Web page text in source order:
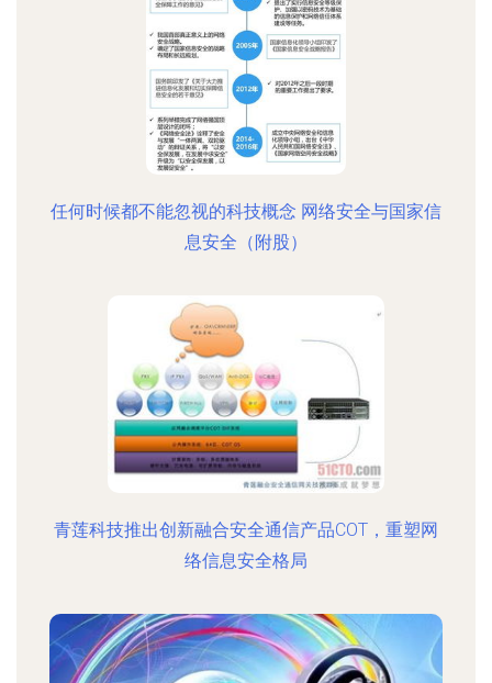
任何时候都不能忽视的科技概念 网络安全与国家信
息安全（附股）
青莲科技推出创新融合安全通信产品COT，重塑网
络信息安全格局